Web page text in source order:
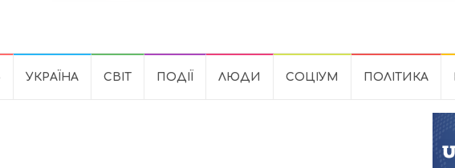
УКРАЇНА СВІТ ПОДІЇ ЛЮДИ СОЦІУМ ПОЛІТИКА